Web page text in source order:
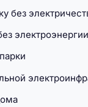
без
электроэнергии